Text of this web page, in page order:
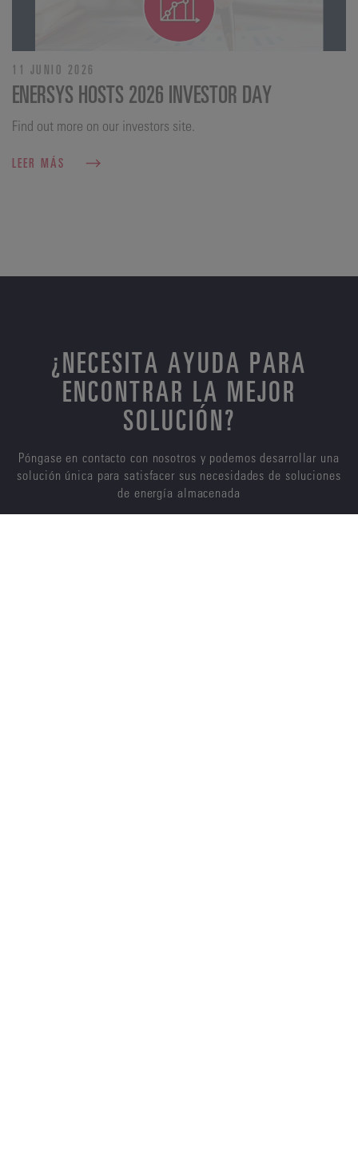
11 JUNIO 2026
ENERSYS HOSTS 2026 INVESTOR DAY
Find out more on our investors site.
LEER MÁS
¿NECESITA AYUDA PARA
ENCONTRAR LA MEJOR
SOLUCIÓN?
Póngase en contacto con nosotros y podemos desarrollar una
solución única para satisfacer sus necesidades de soluciones
de energía almacenada